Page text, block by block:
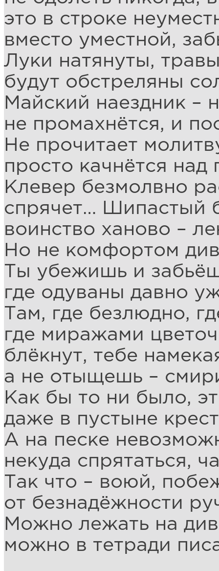
это в строке
вместо уместной,
Луки натянуты,
будут обстреляны
Майский наездник –
не промахнётся, и
Не прочитает
просто качнётся
Клевер безмолвно
спрячет… Шипастый
воинство ханово –
Но не комфортом
Ты убежишь и
где одуваны давно
Там, где безлюдно,
где миражами
блёкнут, тебе
а не отыщешь –
Как бы то ни было,
даже в пустыне
А на песке
некуда спрятаться,
Так что – воюй,
от безнадёжности
Можно лежать на
можно в тетради